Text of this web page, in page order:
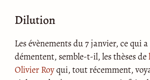
Dilution
Les évènements du 7 janvier, ce qui
démentent, semble-t-il, les thèses de
Olivier Royqui, tout récemment,